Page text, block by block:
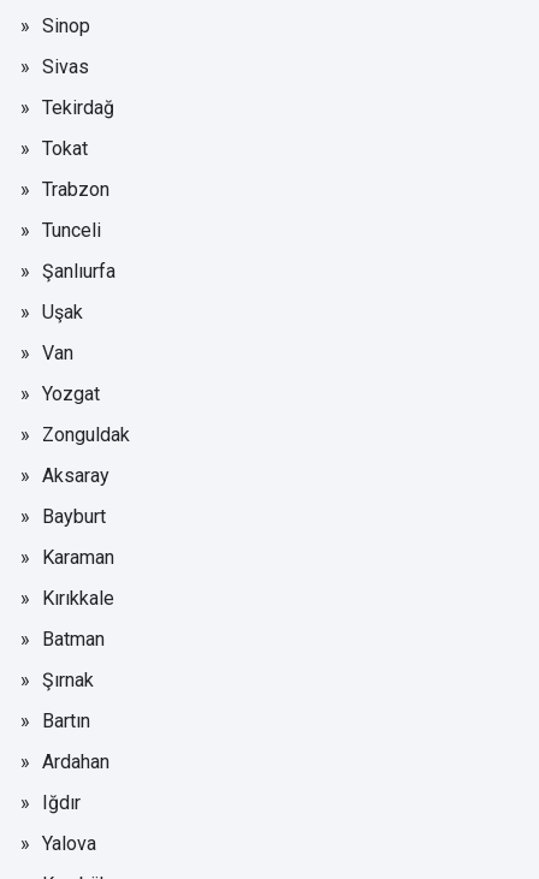
Sinop
Sivas
Tekirdağ
Tokat
Trabzon
Tunceli
Şanlıurfa
Uşak
Van
Yozgat
Zonguldak
Aksaray
Bayburt
Karaman
Kırıkkale
Batman
Şırnak
Bartın
Ardahan
Iğdır
Yalova